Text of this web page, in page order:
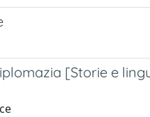
[Storie e